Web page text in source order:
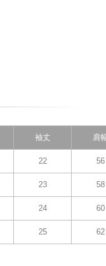
袖丈 肩
22 56
23 58
24 60
25 62